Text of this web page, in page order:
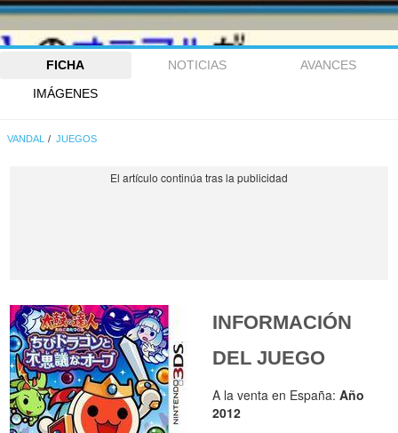
FICHA NOTICIAS
AVANCES
IMÁGENES
VANDAL JUEGOS
INFORMACIÓN
DEL JUEGO
A la venta en España:Año
2012